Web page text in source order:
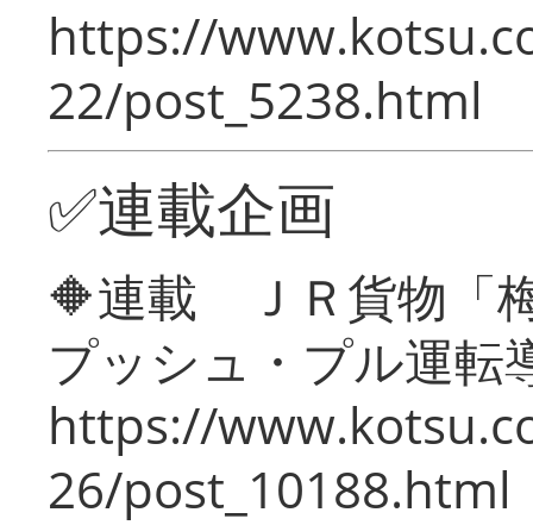
https://
22/post_5238.html
✅連載企画
🔶連載 ＪＲ貨物「
プッシュ・プル運転
https://
26/post_10188.html